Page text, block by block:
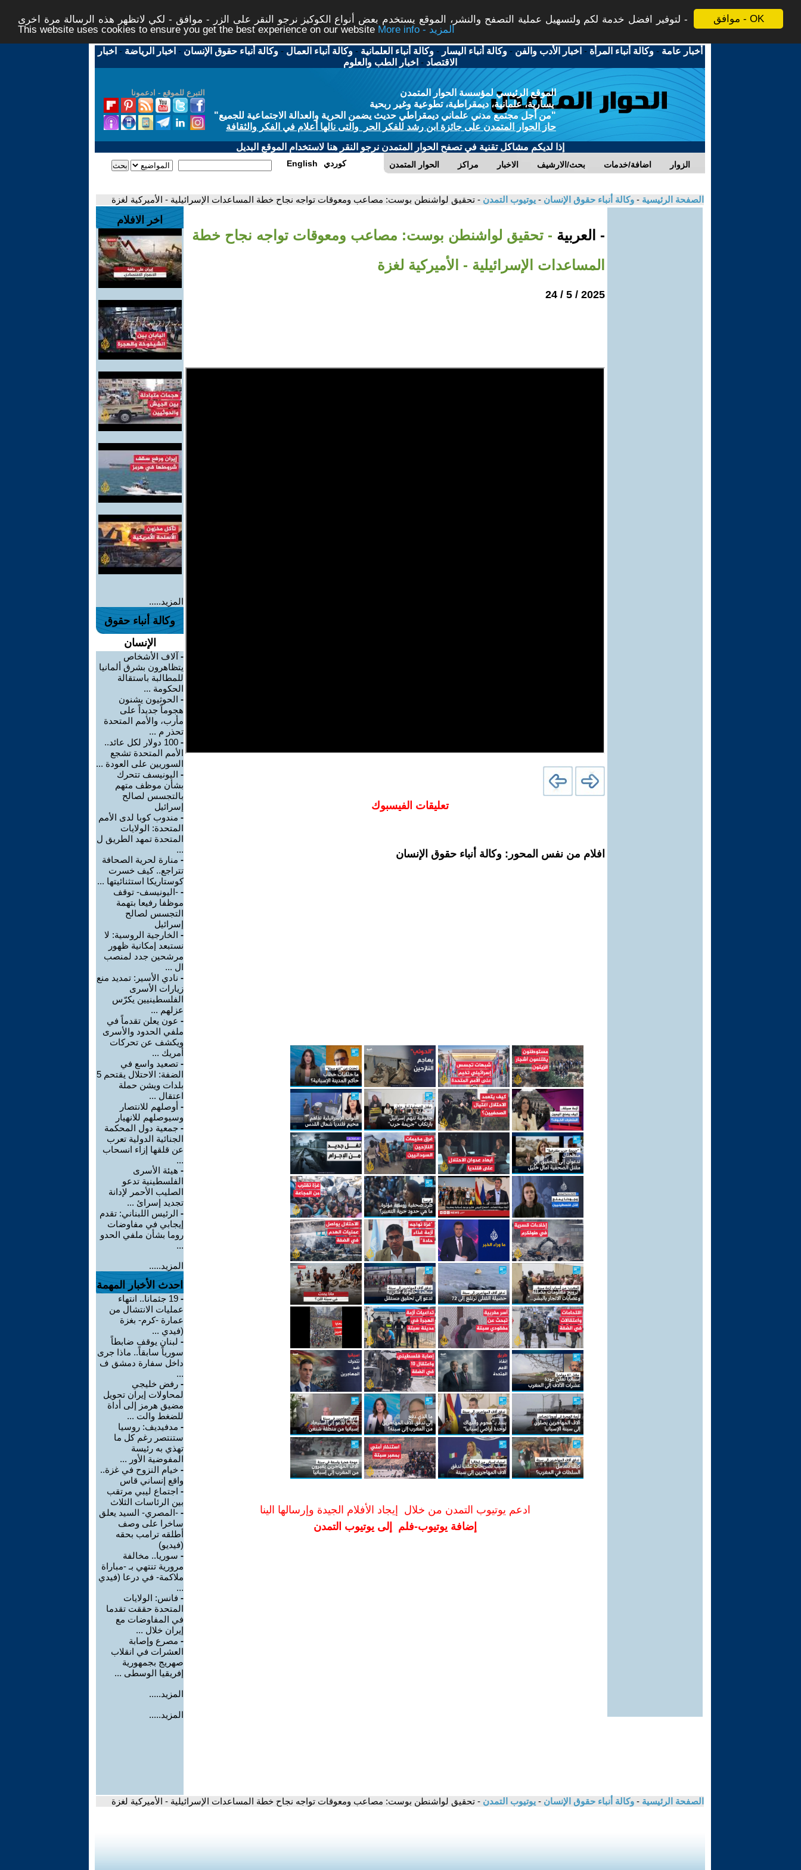
موافق - OK
لتوفير افضل خدمة لكم ولتسهيل عملية التصفح والنشر، الموقع يستخدم بعض أنواع الكوكيز نرجو النقر على الزر - موافق - لكي لاتظهر هذه الرسالة مرة اخرى -
This website uses cookies to ensure you get the best experience on our website
More info - المزيد
أخبار عامة -وكالة أنباء المرأة - اخبار الأدب والفن -وكالة أنباء اليسار -وكالة أنباء العلمانية -وكالة أنباء العمال -وكالة أنباء حقوق الإنسان - اخبار الرياضة - اخبار
الاقتصاد - اخبار الطب والعلوم
التبرع للموقع - ادعمونا
الموقع الرئيسي لمؤسسة الحوار المتمدن
يسارية، علمانية، ديمقراطية، تطوعية وغير ربحية
"من أجل مجتمع مدني علماني ديمقراطي حديث يضمن الحرية والعدالة الاجتماعية للجميع"
حاز الحوار المتمدن على جائزة ابن رشد للفكر الحر والتى نالها أعلام في الفكر والثقافة
إذا لديكم مشاكل تقنية في تصفح الحوار المتمدن نرجو النقر هنا لاستخدام الموقع البديل
الحوار المتمدن مراكز الاخبار بحث/الارشيف اضافة/خدمات الزوار English كوردي
الصفحة الرئيسية - وكالة أنباء حقوق الإنسان - يوتيوب التمدن - تحقيق لواشنطن بوست: مصاعب ومعوقات تواجه نجاح خطة المساعدات الإسرائيلية - الأميركية لغزة
- العربية - تحقيق لواشنطن بوست: مصاعب ومعوقات تواجه نجاح خطة
المساعدات الإسرائيلية - الأميركية لغزة
2025 / 5 / 24
تعليقات الفيسبوك
افلام من نفس المحور: وكالة أنباء حقوق الإنسان
ادعم يوتيوب التمدن من خلال إيجاد الأفلام الجيدة وإرسالها الينا
إضافة يوتيوب-فلم إلى يوتيوب التمدن
اخر الافلام
المزيد.....
وكالة أنباء حقوق
الإنسان
- آلاف الأشخاص
يتظاهرون بشرق ألمانيا
للمطالبة باستقالة
الحكومة ...
- الحوثيون يشنون
هجوماً جديداً على
مأرب، والأمم المتحدة
تحذر م ...
-
100 دولار لكل عائد..
الأمم المتحدة تشجع
السوريين على العودة ...
- اليونيسف تتحرك
بشأن موظف متهم
بالتجسس لصالح
إسرائيل
- مندوب كوبا لدى الأمم
المتحدة: الولايات
المتحدة تمهد الطريق ل
...
- منارة لحرية الصحافة
تتراجع.. كيف خسرت
كوستاريكا استثنائيتها ...
- -اليونيسف- توقف
موظفا رفيعا بتهمة
التجسس لصالح
إسرائيل
- الخارجية الروسية: لا
نستبعد إمكانية ظهور
مرشحين جدد لمنصب
ال ...
- نادي الأسير: تمديد منع
زيارات الأسرى
الفلسطينيين يكرّس
عزلهم ...
- عون يعلن تقدماً في
ملفي الحدود والأسرى
ويكشف عن تحركات
أمريك ...
- تصعيد واسع في
الضفة: الاحتلال يقتحم 5
بلدات ويشن حملة
اعتقال ...
- أوصلهم للانتصار
وسيوصلهم للانهيار
- جمعية دول المحكمة
الجنائية الدولية تعرب
عن قلقها إزاء انسحاب
...
- هيئة الأسرى
الفلسطينية تدعو
الصليب الأحمر لإدانة
تجديد إسرائ ...
- الرئيس اللبناني: تقدم
إيجابي في مفاوضات
روما بشأن ملفي الحدو
...
المزيد.....
احدث الأخبار المهمة
-
19 جثمانا.. انتهاء
عمليات الانتشال من
عمارة -كرم- بغزة
(فيدي ...
- لبنان يوقف ضابطاً
سورياً سابقاً.. ماذا جرى
داخل سفارة دمشق ف
...
- رفض خليجي
لمحاولات إيران تحويل
مضيق هرمز إلى أداة
للضغط والت ...
- مدفيديف: روسيا
ستنتصر رغم كل ما
تهذي به رئيسة
المفوضية الأور ...
- خيام النزوح في غزة..
واقع إنساني قاس
- اجتماع ليبي مرتقب
بين الرئاسات الثلاث
- -المصري- السيد يعلق
ساخرا على وصف
أطلقه ترامب بحقه
(فيديو)
- سوريا.. مخالفة
مرورية تنتهي بـ -مباراة
ملاكمة- في درعا (فيدي
...
- فانس: الولايات
المتحدة حققت تقدما
في المفاوضات مع
إيران خلال ...
- مصرع وإصابة
العشرات في انقلاب
صهريج بجمهورية
إفريقيا الوسطى ...
المزيد.....
المزيد.....
الصفحة الرئيسية - وكالة أنباء حقوق الإنسان - يوتيوب التمدن - تحقيق لواشنطن بوست: مصاعب ومعوقات تواجه نجاح خطة المساعدات الإسرائيلية - الأميركية لغزة